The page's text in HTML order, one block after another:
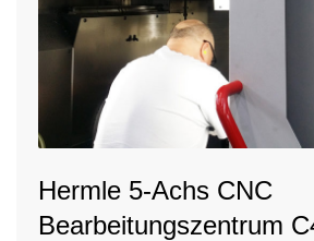
Hermle 5-Achs CNC
Bearbeitungszentrum